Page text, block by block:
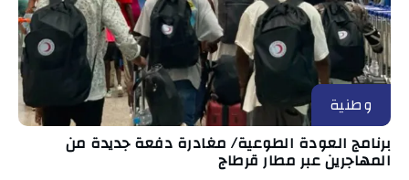
وطنية
برنامج العودة الطوعية/ مغادرة دفعة جديدة من
المهاجرين عبر مطار قرطاج